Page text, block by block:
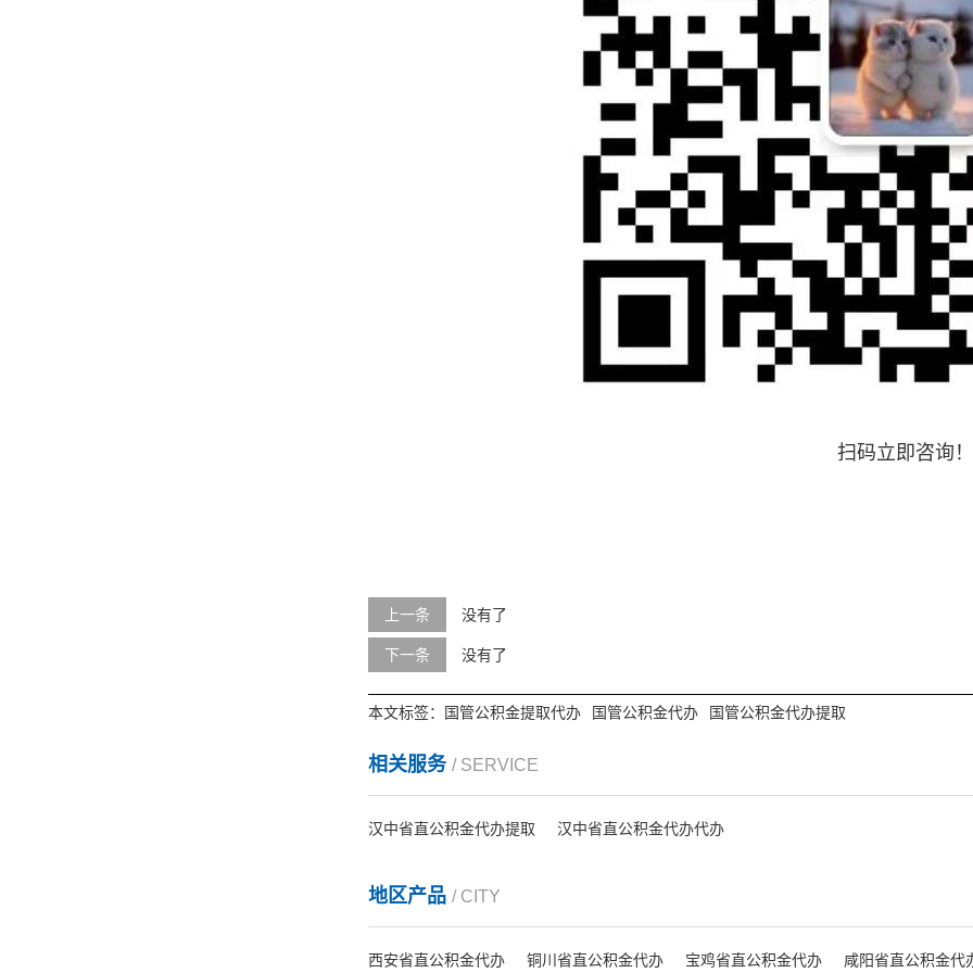
扫码立即咨询！
上一条 没有了
下一条 没有了
本文标签： 国管公积金提取代办 国管公积金代办 国管公积金代办提取
相关服务 / SERVICE
汉中省直公积金代办提取 汉中省直公积金代办代办
地区产品 / CITY
西安省直公积金代办 铜川省直公积金代办 宝鸡省直公积金代办 咸阳省直公积金代